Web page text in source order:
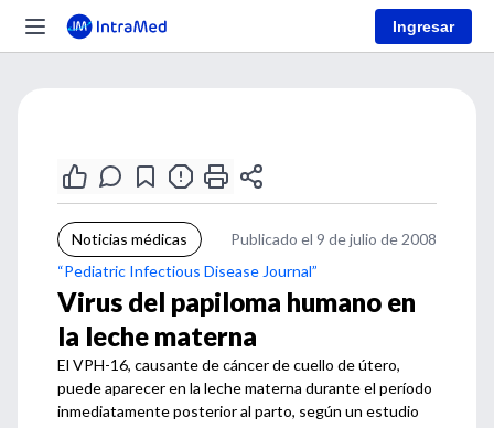
Ingresar
Noticias médicas
Publicado el 9 de julio de 2008
“Pediatric Infectious Disease Journal”
Virus del papiloma humano en
la leche materna
El VPH-16, causante de cáncer de cuello de útero,
puede aparecer en la leche materna durante el período
inmediatamente posterior al parto, según un estudio